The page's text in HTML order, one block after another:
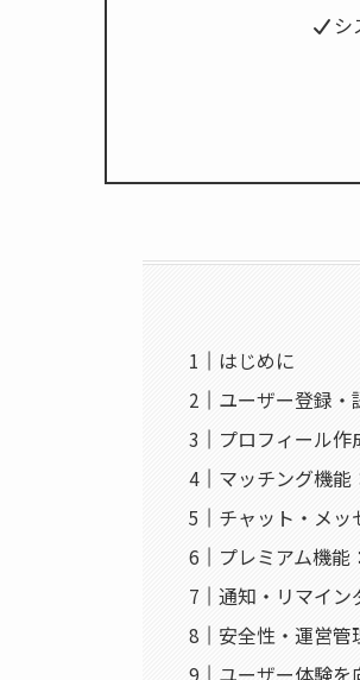
はじめに
ユーザー登録
プロフィール
マッチング機能
チャット・メ
プレミアム機
通知・リマイン
安全性・運営